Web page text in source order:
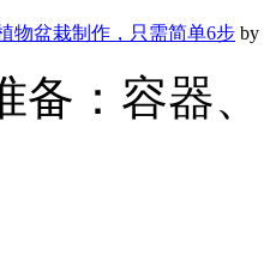
物盆栽制作，只需简单6步 by
备：容器